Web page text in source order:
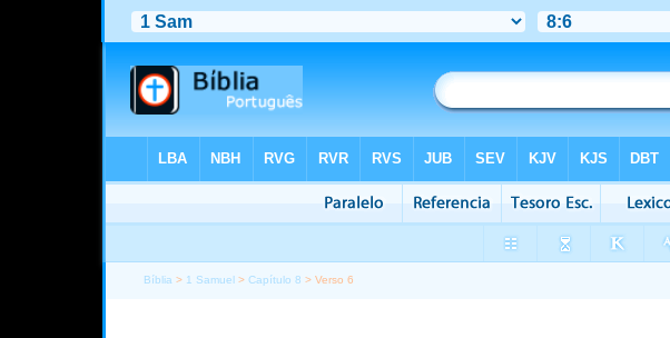
Bíblia > 1 Samuel >Capítulo 8 > Verso 6